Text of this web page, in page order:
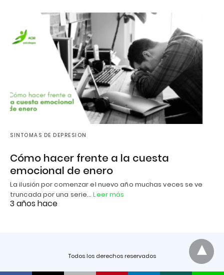
SINTOMAS DE DEPRESION
Cómo hacer frente a la cuesta
emocional de enero
La ilusión por comenzar el nuevo año muchas veces se ve
truncada por una serie…Leer más
3 años hace
Todos los derechos reservados